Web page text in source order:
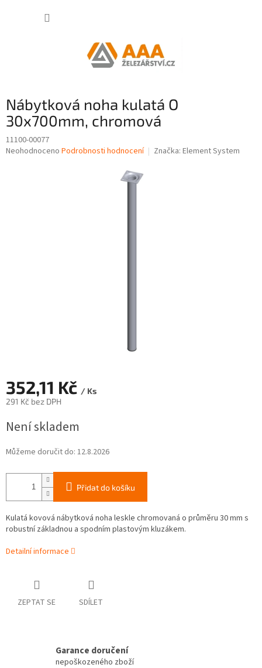
Nábytková noha kulatá O
30x700mm, chromová
11100-00077
Průměrné
Neohodnoceno Podrobnosti hodnocení Značka: Element System
352,11 Kč / Ks
291 Kč bez DPH
cena:
Není skladem
Můžeme doručit do: 12.8.2026
Přidat do košíku
Kulatá kovová nábytková noha leskle chromovaná o průměru 30 mm s
robustní základnou a spodním plastovým kluzákem.
Detailní informace
ZEPTAT SE SDÍLET
Garance doručení
nepoškozeného zboží